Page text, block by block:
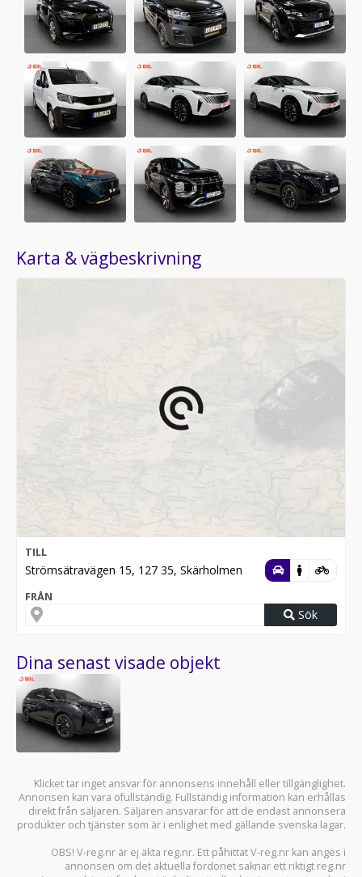
Karta & vägbeskrivning
TILL
Strömsätravägen 15, 127 35, Skärholmen
FRÅN
Sök
Dina senast visade objekt
Klicket tar inget ansvar för annonsens innehåll eller tillgänglighet.
Annonsen kan vara ofullständig. Fullständig information kan erhållas
direkt från säljaren. Säljaren ansvarar för att de endast annonsera
produkter och tjänster som är i enlighet med gällande svenska lagar.
OBS! V-reg.nr är ej äkta reg.nr. Ett påhittat V-reg.nr kan anges i
annonsen om det aktuella fordonet saknar ett riktigt reg.nr